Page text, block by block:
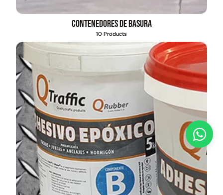
Contenedores de basura
10 Products